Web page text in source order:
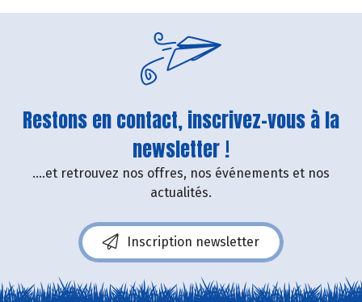
Restons en contact, inscrivez-vous à la
newsletter !
....et retrouvez nos offres, nos événements et nos
actualités.
Inscription newsletter